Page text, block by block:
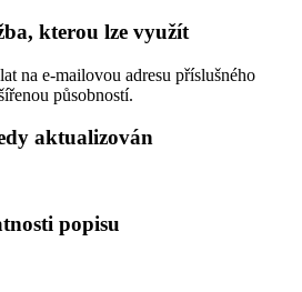
kterou lze využít
na e-mailovou adresu příslušného
působností.
aktualizován
popisu